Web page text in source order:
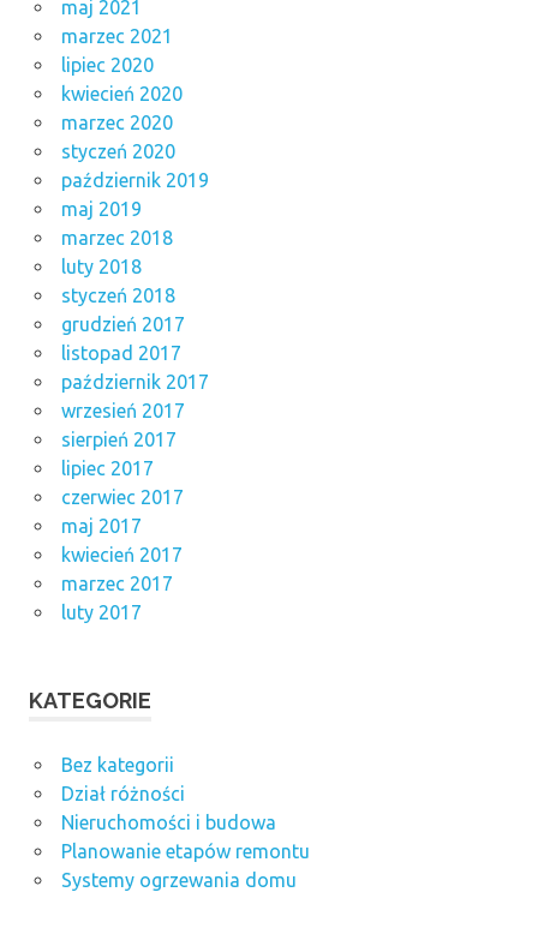
maj 2021
marzec 2021
lipiec 2020
kwiecień 2020
marzec 2020
styczeń 2020
październik 2019
maj 2019
marzec 2018
luty 2018
styczeń 2018
grudzień 2017
listopad 2017
październik 2017
wrzesień 2017
sierpień 2017
lipiec 2017
czerwiec 2017
maj 2017
kwiecień 2017
marzec 2017
luty 2017
KATEGORIE
Bez kategorii
Dział różności
Nieruchomości i budowa
Planowanie etapów remontu
Systemy ogrzewania domu